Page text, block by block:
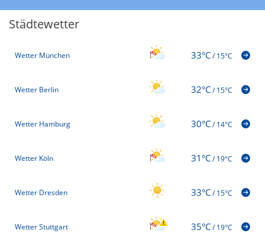
Städtewetter
Wetter München 33°C/15°C
Wetter Berlin 32°C/15°C
Wetter Hamburg 30°C/14°C
Wetter Köln 31°C/19°C
Wetter Dresden 33°C/15°C
Wetter Stuttgart 35°C/19°C